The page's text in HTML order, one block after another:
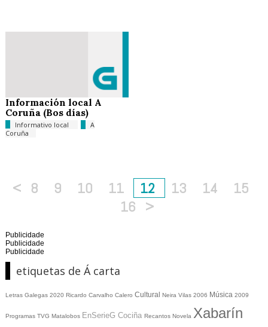
Información local A
Coruña (Bos días)
Informativo local
A
Coruña
< 8 9 10 11 12 13 14
15
16 >
Publicidade
Publicidade
Publicidade
etiquetas de Á carta
Letras Galegas 2020 Ricardo Carvalho Calero Cultural Neira Vilas 2006 Música 2009
Programas TVG Matalobos EnSerieG Cociña Recantos Novela Xabarín